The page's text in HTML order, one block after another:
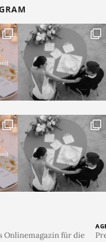
Onlinemagazin für die